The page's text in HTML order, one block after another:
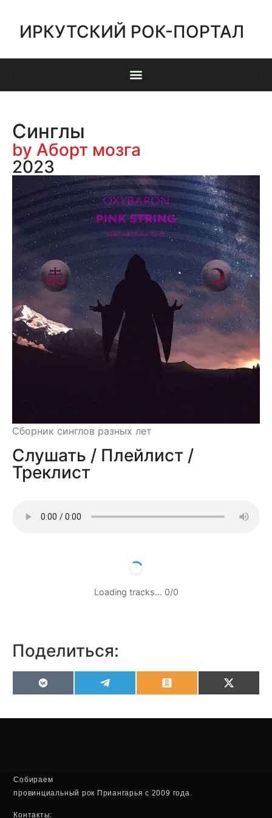
ИРКУТСКИЙ РОК-ПОРТАЛ
Синглы
by Аборт мозга
2023
Сборник синглов разных лет
Слушать / Плейлист /
Треклист
Loading tracks… 0/0
Поделиться:
VK OdnoklassnikiX
Собираем
провинциальный рок Приангарья с 2009 года.
Контакты: